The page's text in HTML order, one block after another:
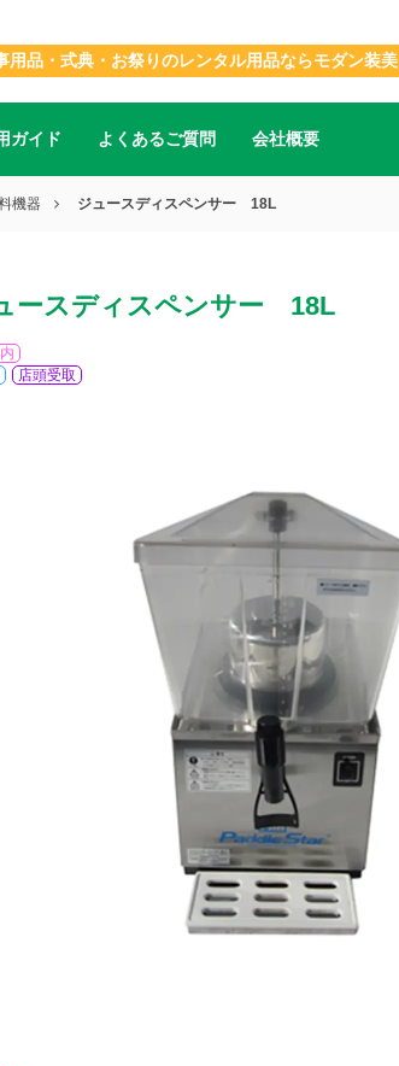
用品・式典・お祭りのレンタル用品ならモダン装美
ガイド よくあるご質問 会社概要
機器 ジュースディスペンサー 18L
ースディスペンサー 18L
店頭受取